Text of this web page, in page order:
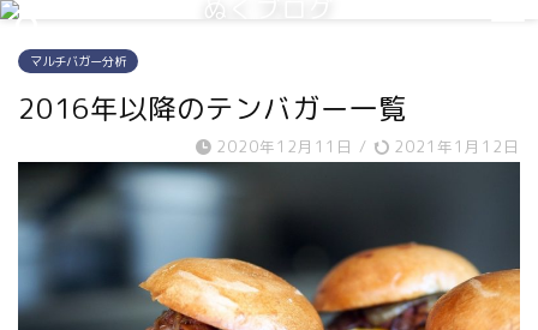
ぬくブログ
マルチバガー分析
2016年以降のテンバガー一覧
2020年12月11日 / 2021年1月12日